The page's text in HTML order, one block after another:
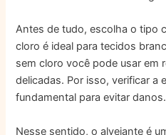
Antes de tudo, escolha o tipo
cloro é ideal para tecidos
sem cloro você pode usar em
delicadas. Por isso, verificar a
fundamental para evitar danos.
Nesse sentido, o alvejante é